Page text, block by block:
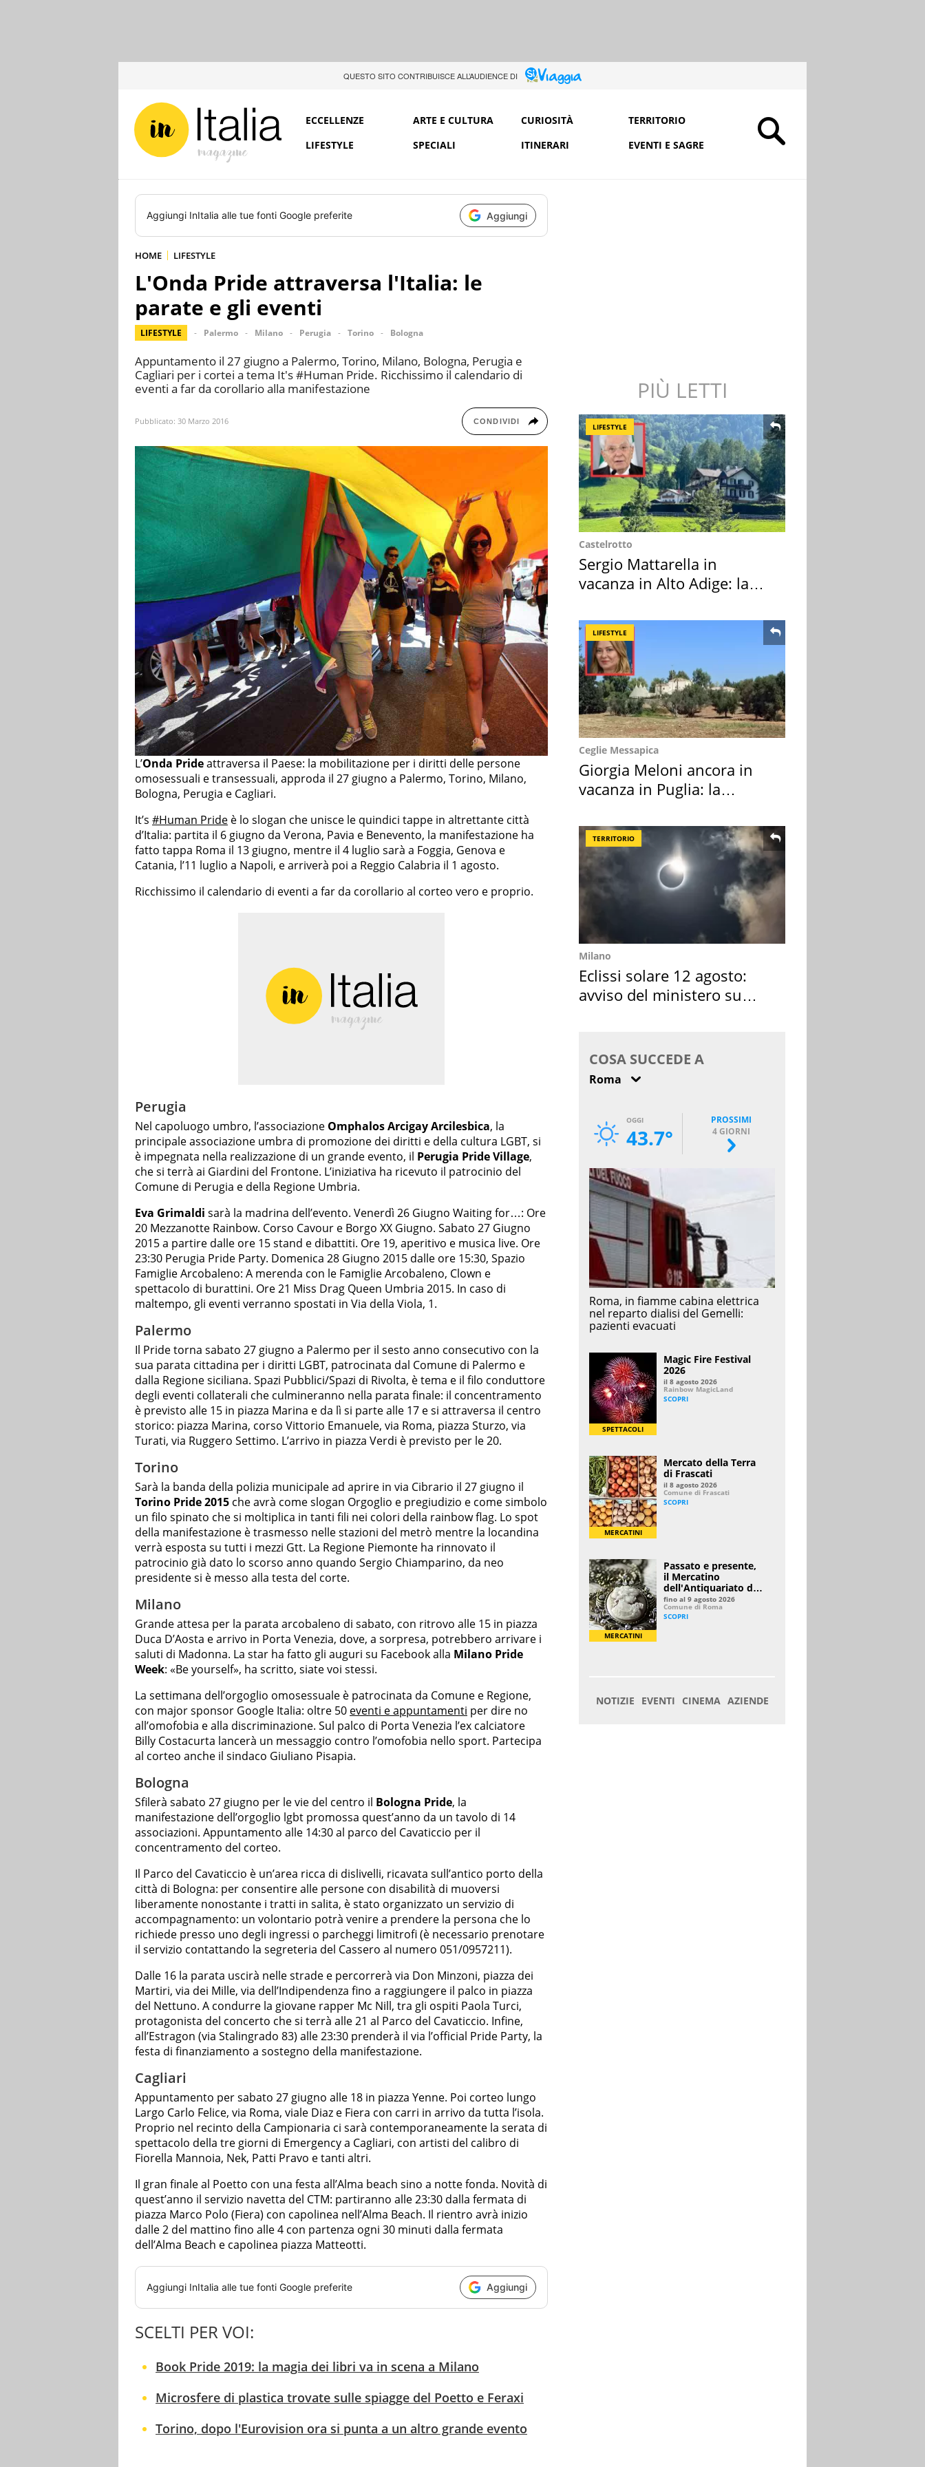
QUESTO SITO CONTRIBUISCE ALL’AUDIENCE DI
ECCELLENZE ARTE E CULTURA CURIOSITÀ
TERRITORIO
LIFESTYLE
SPECIALI ITINERARI EVENTI E SAGRE
Aggiungi InItalia alle tue fonti Google preferite Aggiungi
HOME LIFESTYLE
L'Onda Pride attraversa l'Italia: le
parate e gli eventi
LIFESTYLE Palermo Milano Perugia Torino Bologna
Appuntamento il 27 giugno a Palermo, Torino, Milano, Bologna, Perugia e
Cagliari per i cortei a tema It's #Human Pride. Ricchissimo il calendario di
eventi a far da corollario alla manifestazione
Pubblicato: 30 Marzo 2016 CONDIVIDI
L’Onda Prideattraversa il Paese: la mobilitazione per i diritti delle persone
omosessuali e transessuali, approda il 27 giugno a Palermo, Torino, Milano,
Bologna, Perugia e Cagliari.
It’s #Human Pride è lo slogan che unisce le quindici tappe in altrettante città
d’Italia: partita il 6 giugno da Verona, Pavia e Benevento, la manifestazione ha
fatto tappa Roma il 13 giugno, mentre il 4 luglio sarà a Foggia, Genova e
Catania, l’11 luglio a Napoli, e arriverà poi a Reggio Calabria il 1 agosto.
Ricchissimo il calendario di eventi a far da corollario al corteo vero e proprio.
Perugia
Nel capoluogo umbro, l’associazione Omphalos Arcigay Arcilesbica, la
principale associazione umbra di promozione dei diritti e della cultura LGBT, si
è impegnata nella realizzazione di un grande evento, il Perugia Pride Village,
che si terrà ai Giardini del Frontone. L’iniziativa ha ricevuto il patrocinio del
Comune di Perugia e della Regione Umbria.
Eva Grimaldi sarà la madrina dell’evento. Venerdì 26 Giugno Waiting for…: Ore
20 Mezzanotte Rainbow. Corso Cavour e Borgo XX Giugno. Sabato 27 Giugno
2015 a partire dalle ore 15 stand e dibattiti. Ore 19, aperitivo e musica live. Ore
23:30 Perugia Pride Party. Domenica 28 Giugno 2015 dalle ore 15:30, Spazio
Famiglie Arcobaleno: A merenda con le Famiglie Arcobaleno, Clown e
spettacolo di burattini. Ore 21 Miss Drag Queen Umbria 2015. In caso di
maltempo, gli eventi verranno spostati in Via della Viola, 1.
Palermo
Il Pride torna sabato 27 giugno a Palermo per il sesto anno consecutivo con la
sua parata cittadina per i diritti LGBT, patrocinata dal Comune di Palermo e
dalla Regione siciliana. Spazi Pubblici/Spazi di Rivolta, è tema e il filo conduttore
degli eventi collaterali che culmineranno nella parata finale: il concentramento
è previsto alle 15 in piazza Marina e da lì si parte alle 17 e si attraversa il centro
storico: piazza Marina, corso Vittorio Emanuele, via Roma, piazza Sturzo, via
Turati, via Ruggero Settimo. L’arrivo in piazza Verdi è previsto per le 20.
Torino
Sarà la banda della polizia municipale ad aprire in via Cibrario il 27 giugno il
Torino Pride 2015 che avrà come slogan Orgoglio e pregiudizio e come simbolo
un filo spinato che si moltiplica in tanti fili nei colori della rainbow flag. Lo spot
della manifestazione è trasmesso nelle stazioni del metrò mentre la locandina
verrà esposta su tutti i mezzi Gtt. La Regione Piemonte ha rinnovato il
patrocinio già dato lo scorso anno quando Sergio Chiamparino, da neo
presidente si è messo alla testa del corte.
Milano
Grande attesa per la parata arcobaleno di sabato, con ritrovo alle 15 in piazza
Duca D’Aosta e arrivo in Porta Venezia, dove, a sorpresa, potrebbero arrivare i
saluti di Madonna. La star ha fatto gli auguri su Facebook alla Milano Pride
Week: «Be yourself», ha scritto, siate voi stessi.
La settimana dell’orgoglio omosessuale è patrocinata da Comune e Regione,
con major sponsor Google Italia: oltre 50 eventi e appuntamenti per dire no
all’omofobia e alla discriminazione. Sul palco di Porta Venezia l’ex calciatore
Billy Costacurta lancerà un messaggio contro l’omofobia nello sport. Partecipa
al corteo anche il sindaco Giuliano Pisapia.
Bologna
Sfilerà sabato 27 giugno per le vie del centro il Bologna Pride, la
manifestazione dell’orgoglio lgbt promossa quest’anno da un tavolo di 14
associazioni. Appuntamento alle 14:30 al parco del Cavaticcio per il
concentramento del corteo.
Il Parco del Cavaticcio è un’area ricca di dislivelli, ricavata sull’antico porto della
città di Bologna: per consentire alle persone con disabilità di muoversi
liberamente nonostante i tratti in salita, è stato organizzato un servizio di
accompagnamento: un volontario potrà venire a prendere la persona che lo
richiede presso uno degli ingressi o parcheggi limitrofi (è necessario prenotare
il servizio contattando la segreteria del Cassero al numero 051/0957211).
Dalle 16 la parata uscirà nelle strade e percorrerà via Don Minzoni, piazza dei
Martiri, via dei Mille, via dell’Indipendenza fino a raggiungere il palco in piazza
del Nettuno. A condurre la giovane rapper Mc Nill, tra gli ospiti Paola Turci,
protagonista del concerto che si terrà alle 21 al Parco del Cavaticcio. Infine,
all’Estragon (via Stalingrado 83) alle 23:30 prenderà il via l’official Pride Party, la
festa di finanziamento a sostegno della manifestazione.
Cagliari
Appuntamento per sabato 27 giugno alle 18 in piazza Yenne. Poi corteo lungo
Largo Carlo Felice, via Roma, viale Diaz e Fiera con carri in arrivo da tutta l’isola.
Proprio nel recinto della Campionaria ci sarà contemporaneamente la serata di
spettacolo della tre giorni di Emergency a Cagliari, con artisti del calibro di
Fiorella Mannoia, Nek, Patti Pravo e tanti altri.
Il gran finale al Poetto con una festa all’Alma beach sino a notte fonda. Novità di
quest’anno il servizio navetta del CTM: partiranno alle 23:30 dalla fermata di
piazza Marco Polo (Fiera) con capolinea nell’Alma Beach. Il rientro avrà inizio
dalle 2 del mattino fino alle 4 con partenza ogni 30 minuti dalla fermata
dell’Alma Beach e capolinea piazza Matteotti.
Aggiungi InItalia alle tue fonti Google preferite Aggiungi
SCELTI PER VOI:
Book Pride 2019: la magia dei libri va in scena a Milano
Microsfere di plastica trovate sulle spiagge del Poetto e Feraxi
Torino, dopo l'Eurovision ora si punta a un altro grande evento
PIÙ LETTI
LIFESTYLE
Castelrotto
Sergio Mattarella in
vacanza in Alto Adige: la
LIFESTYLE
Ceglie Messapica
Giorgia Meloni ancora in
vacanza in Puglia: la
TERRITORIO
Milano
Eclissi solare 12 agosto:
avviso del ministero su